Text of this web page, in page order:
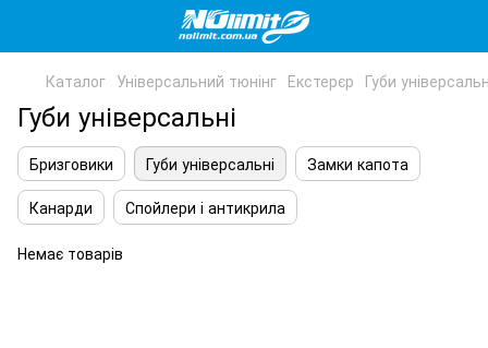
Каталог Універсальний тюнінг Екстерєр Губи
Губи універсальні
Бризговики Губи універсальні
Замки капота
Канарди
Спойлери і антикрила
Немає товарів